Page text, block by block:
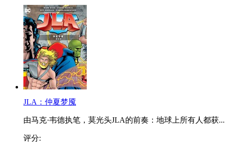
JLA：仲夏梦魇
由马克·韦德执笔，莫光头JLA的前奏：地球上所有人都获...
评分: